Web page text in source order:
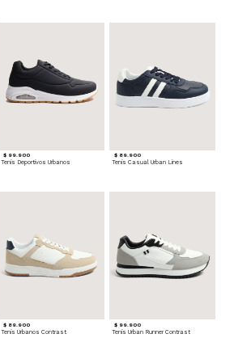
$ 99.900
Tenis Deportivos Urbanos
$ 89.900
Tenis Casual Urban Lines
$ 89.900
Tenis Urbanos Contrast
$ 99.900
Tenis Urban Runner Contrast